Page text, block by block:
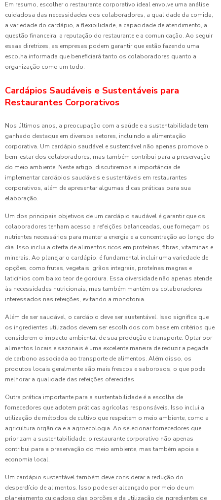
Em resumo, escolher o restaurante corporativo ideal envolve uma análise
cuidadosa das necessidades dos colaboradores, a qualidade da comida,
a variedade do cardápio, a flexibilidade, a capacidade de atendimento, a
questão financeira, a reputação do restaurante e a comunicação. Ao seguir
essas diretrizes, as empresas podem garantir que estão fazendo uma
escolha informada que beneficiará tanto os colaboradores quanto a
organização como um todo.
Cardápios Saudáveis e Sustentáveis para
Restaurantes Corporativos
Nos últimos anos, a preocupação com a saúde e a sustentabilidade tem
ganhado destaque em diversos setores, incluindo a alimentação
corporativa. Um cardápio saudável e sustentável não apenas promove o
bem-estar dos colaboradores, mas também contribui para a preservação
do meio ambiente. Neste artigo, discutiremos a importância de
implementar cardápios saudáveis e sustentáveis em restaurantes
corporativos, além de apresentar algumas dicas práticas para sua
elaboração.
Um dos principais objetivos de um cardápio saudável é garantir que os
colaboradores tenham acesso a refeições balanceadas, que forneçam os
nutrientes necessários para manter a energia e a concentração ao longo do
dia. Isso inclui a oferta de alimentos ricos em proteínas, fibras, vitaminas e
minerais. Ao planejar o cardápio, é fundamental incluir uma variedade de
opções, como frutas, vegetais, grãos integrais, proteínas magras e
laticínios com baixo teor de gordura. Essa diversidade não apenas atende
às necessidades nutricionais, mas também mantém os colaboradores
interessados nas refeições, evitando a monotonia.
Além de ser saudável, o cardápio deve ser sustentável. Isso significa que
os ingredientes utilizados devem ser escolhidos com base em critérios que
considerem o impacto ambiental de sua produção e transporte. Optar por
alimentos locais e sazonais é uma excelente maneira de reduzir a pegada
de carbono associada ao transporte de alimentos. Além disso, os
produtos locais geralmente são mais frescos e saborosos, o que pode
melhorar a qualidade das refeições oferecidas.
Outra prática importante para a sustentabilidade é a escolha de
fornecedores que adotem práticas agrícolas responsáveis. Isso inclui a
utilização de métodos de cultivo que respeitem o meio ambiente, como a
agricultura orgânica e a agroecologia. Ao selecionar fornecedores que
priorizam a sustentabilidade, o restaurante corporativo não apenas
contribui para a preservação do meio ambiente, mas também apoia a
economia local.
Um cardápio sustentável também deve considerar a redução do
desperdício de alimentos. Isso pode ser alcançado por meio de um
planejamento cuidadoso das porções e da utilização de ingredientes de